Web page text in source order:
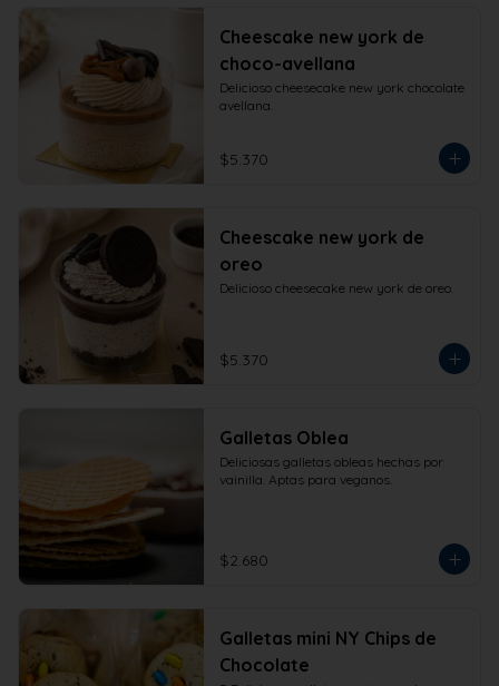
Cheescake new york de
choco-avellana
Delicioso cheesecake new york chocolate
avellana.
$5.370
Cheescake new york de
oreo
Delicioso cheesecake new york de oreo.
$5.370
Galletas Oblea
Deliciosas galletas obleas hechas por
vainilla. Aptas para veganos.
$2.680
Galletas mini NY Chips de
Chocolate